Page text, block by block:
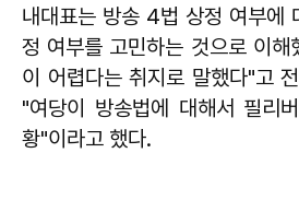
내대표는 방송 4법 상정 여부에
정 여부를 고민하는 것으로 이해
이 어렵다는 취지로 말했다"고
"여당이 방송법에 대해서 필리
황"이라고 했다.